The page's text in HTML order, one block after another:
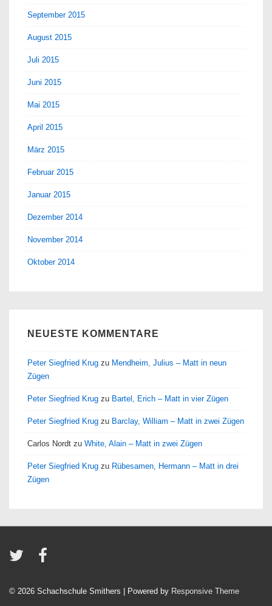
September 2015
August 2015
Juli 2015
Juni 2015
Mai 2015
April 2015
März 2015
Februar 2015
Januar 2015
Dezember 2014
November 2014
Oktober 2014
NEUESTE KOMMENTARE
Peter Siegfried Krug zu Mendheim, Julius – Matt in neun
Zügen
Peter Siegfried Krug zu Bartel, Erich – Matt in vier Zügen
Peter Siegfried Krug zu Barclay, William – Matt in zwei Zügen
Carlos Nordt zu White, Alain – Matt in zwei Zügen
Peter Siegfried Krug zu Rübesamen, Hermann – Matt in drei
Zügen
© 2026 Schachschule Smithers | Powered by Responsive Theme